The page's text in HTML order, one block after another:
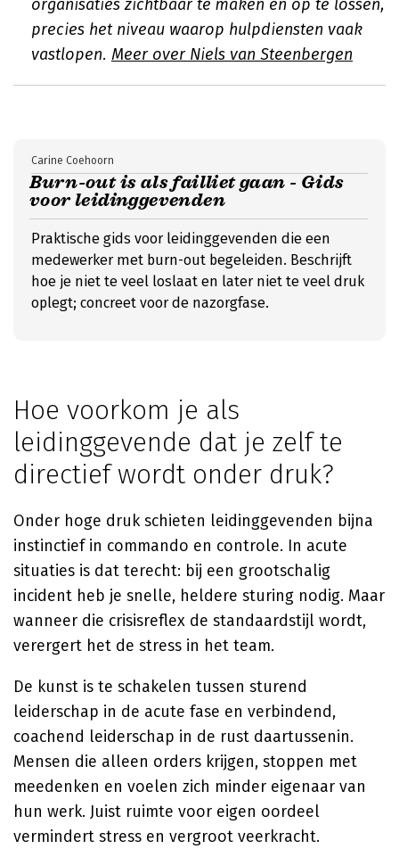
organisaties zichtbaar te maken en op te lossen,
precies het niveau waarop hulpdiensten vaak
vastlopen. Meer over Niels van Steenbergen
Burn-out is als failliet gaan - Gids
voor leidinggevenden
Carine Coehoorn
Praktische gids voor leidinggevenden die een
medewerker met burn-out begeleiden. Beschrijft
hoe je niet te veel loslaat en later niet te veel druk
oplegt; concreet voor de nazorgfase.
Hoe voorkom je als
leidinggevende dat je zelf te
directief wordt onder druk?
Onder hoge druk schieten leidinggevenden bijna
instinctief in commando en controle. In acute
situaties is dat terecht: bij een grootschalig
incident heb je snelle, heldere sturing nodig. Maar
wanneer die crisisreflex de standaardstijl wordt,
verergert het de stress in het team.
De kunst is te schakelen tussen sturend
leiderschap in de acute fase en verbindend,
coachend leiderschap in de rust daartussenin.
Mensen die alleen orders krijgen, stoppen met
meedenken en voelen zich minder eigenaar van
hun werk. Juist ruimte voor eigen oordeel
vermindert stress en vergroot veerkracht.